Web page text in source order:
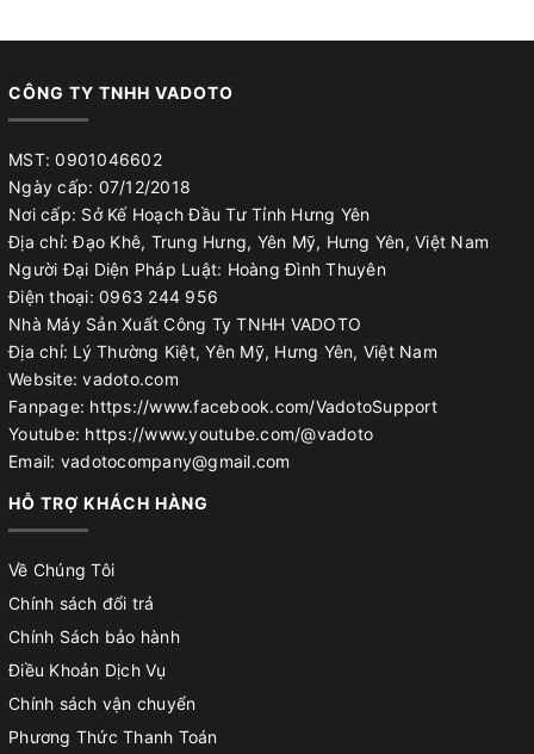
CÔNG TY TNHH VADOTO
MST: 0901046602
Ngày cấp: 07/12/2018
Nơi cấp: Sở Kế Hoạch Đầu Tư Tỉnh Hưng Yên
Địa chỉ: Đạo Khê, Trung Hưng, Yên Mỹ, Hưng Yên, Việt Nam
Người Đại Diện Pháp Luật: Hoàng Đình Thuyên
Điện thoại: 0963 244 956
Nhà Máy Sản Xuất Công Ty TNHH VADOTO
Địa chỉ: Lý Thường Kiệt, Yên Mỹ, Hưng Yên, Việt Nam
Website: vadoto.com
Fanpage: https://www.facebook.com/VadotoSupport
Youtube: https://www.youtube.com/@vadoto
Email: vadotocompany@gmail.com
HỖ TRỢ KHÁCH HÀNG
Về Chúng Tôi
Chính sách đổi trả
Chính Sách bảo hành
Điều Khoản Dịch Vụ
Chính sách vận chuyển
Phương Thức Thanh Toán